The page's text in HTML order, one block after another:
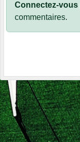
Connectez-vous
commentaires.